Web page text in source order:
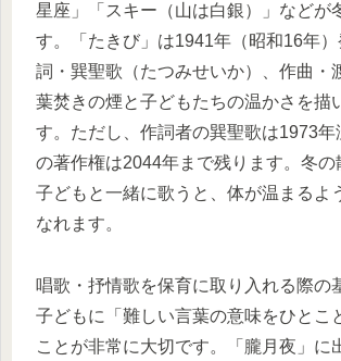
星座」「スキー（山は白銀）」などが
す。「たきび」は1941年（昭和16年
詞・巽聖歌（たつみせいか）、作曲・
葉焚きの煙と子どもたちの温かさを描
す。ただし、作詞者の巽聖歌は1973年
の著作権は2044年まで残ります。冬の
子どもと一緒に歌うと、体が温まるよ
なれます。
唱歌・抒情歌を保育に取り入れる際の
子どもに「難しい言葉の意味をひとこ
ことが非常に大切です。「朧月夜」に